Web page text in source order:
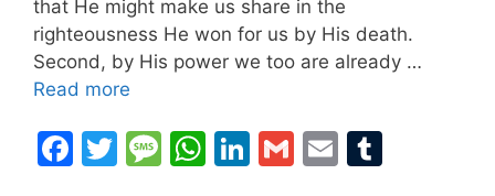
that He might make us share in the
righteousness He won for us by His death.
Second, by His power we too are already …
Read more
F
T
M W Li G
E